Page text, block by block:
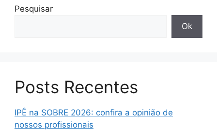
Pesquisar
Ok
Posts Recentes
IPÊ na SOBRE 2026: confira a opinião de
nossos profissionais